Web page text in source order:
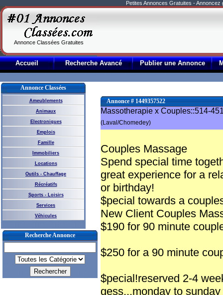
Petites Annonces Gratuites -
Annonce Classées Gratuites
Accueil Recherche Avancé Publier une Annonce
Annonce Classées
Ameublements
Animaux
Electroniques
Emplois
Famille
Immobiliers
Locations
Outils - Chauffage
Récréatifs
Sports - Loisirs
Services
Véhicules
Recherche Annonce
Annonce # 1449357522
Massotherapie x Couples::514-
(Laval/Chomedey)
Couples Massage
Spend special time
great experience for a
or birthday!
$pecial towards a
New Client Couples
$190 for 90 minute
$250 for a 90 minute
$pecial!reserved 2-4
gess...monday to